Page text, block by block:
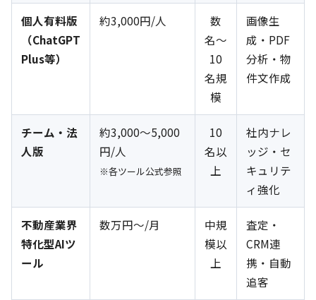
個人有料版
（ChatGPT
Plus等）
約3,000円/人
数
名〜
10
名規
模
画像生
成・PDF
分析・物
件文作成
チーム・法
人版
約3,000〜5,000
円/人
※各ツール公式参照
10
名以
上
社内ナレ
ッジ・セ
キュリテ
ィ強化
不動産業界
特化型AIツ
ール
数万円〜/月
中規
模以
上
査定・
CRM連
携・自動
追客